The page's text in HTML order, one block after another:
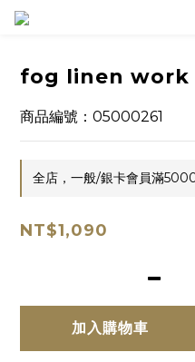
fog linen work -
商品編號：05000261
全店，一般/銀卡會員滿
NT$1,090
加入購物車